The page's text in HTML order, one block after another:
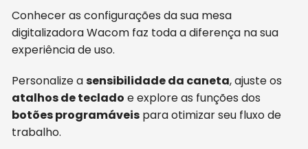
Conhecer as configurações da sua mesa
digitalizadora Wacom faz toda a diferença na sua
experiência de uso.
Personalize asensibilidade da caneta, ajuste os
atalhos de teclado e explore as funções dos
botões programáveis para otimizar seu fluxo de
trabalho.